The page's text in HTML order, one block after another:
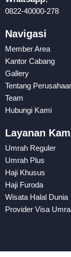
0822-40000-278
Navigasi
Member Area
Kantor Cabang
Gallery
Tentang
Team
Hubungi Kami
Layanan
Umrah Reguler
Umrah Plus
Haji Khusus
Haji Furoda
Wisata Halal Dunia
Provider Visa